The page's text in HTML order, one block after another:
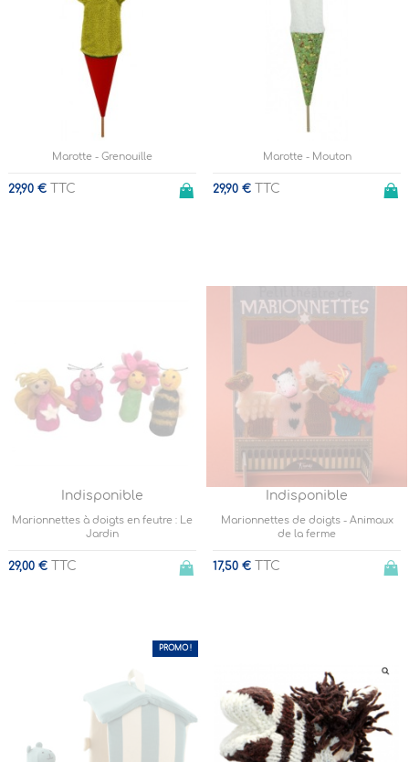
Marotte - Grenouille
29,90 € TTC
Marotte - Mouton
29,90 € TTC
Indisponible
Marionnettes à doigts en feutre : Le
Jardin
29,00 € TTC
Indisponible
Marionnettes de doigts - Animaux
de la ferme
17,50 € TTC
-20%
PROMO !